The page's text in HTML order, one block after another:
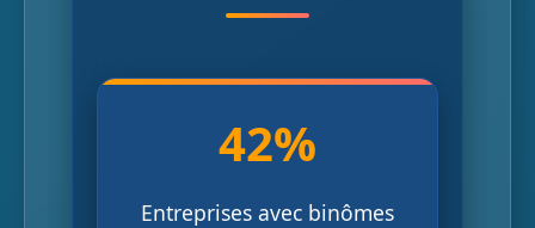
42%
Entreprises avec binômes